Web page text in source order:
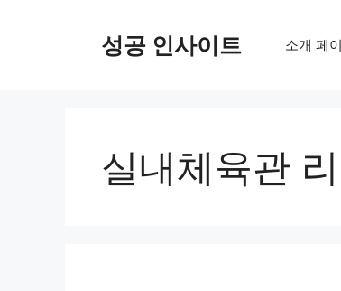
성공 인사이트 소개 페
실내체육관